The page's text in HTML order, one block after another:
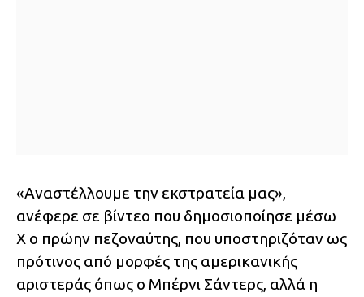
«Αναστέλλουμε την εκστρατεία μας»,
ανέφερε σε βίντεο που δημοσιοποίησε μέσω
X ο πρώην πεζοναύτης, που υποστηριζόταν ως
πρότινος από μορφές της αμερικανικής
αριστεράς όπως ο Μπέρνι Σάντερς, αλλά η